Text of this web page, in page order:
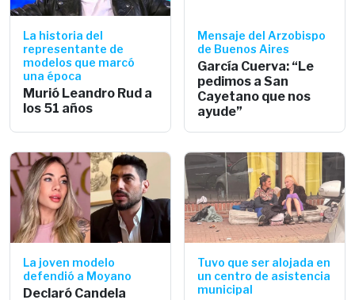
La historia del
representante de
modelos que marcó
una época
Murió Leandro Rud a
los 51 años
Mensaje del Arzobispo
de Buenos Aires
García Cuerva: “Le
pedimos a San
Cayetano que nos
ayude”
La joven modelo
defendió a Moyano
Declaró Candela
Tuvo que ser alojada en
un centro de asistencia
municipal